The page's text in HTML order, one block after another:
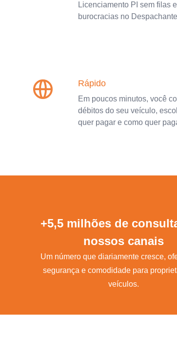
Licenciamento PI sem filas e
burocracias no
Rápido
Em poucos minutos, você
débitos do seu veículo,
quer pagar e como quer
+5,5 milhões de
nossos canais
Um número que diariamente cresce,
segurança e comodidade para
veículos.